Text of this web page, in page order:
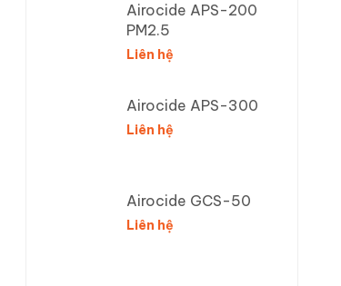
Airocide APS-200
PM2.5
Liên hệ
Airocide APS-300
Liên hệ
Airocide GCS-50
Liên hệ